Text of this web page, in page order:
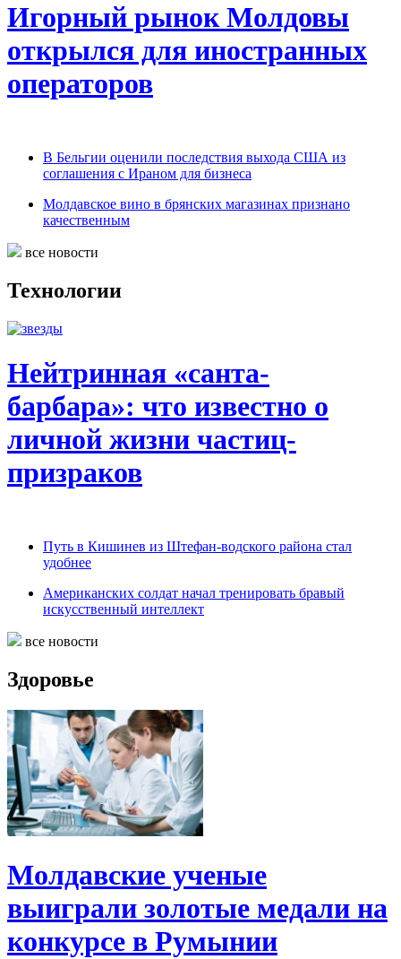
Игорный рынок Молдовы
открылся для иностранных
операторов
В Бельгии оценили последствия выхода США из
соглашения с Ираном для бизнеса
Молдавское вино в брянских магазинах признано
качественным
все новости
Технологии
Нейтринная «санта-
барбара»: что известно о
личной жизни частиц-
призраков
Путь в Кишинев из Штефан-водского района стал
удобнее
Американских солдат начал тренировать бравый
искусственный интеллект
все новости
Здоровье
Молдавские ученые
выиграли золотые медали на
конкурсе в Румынии